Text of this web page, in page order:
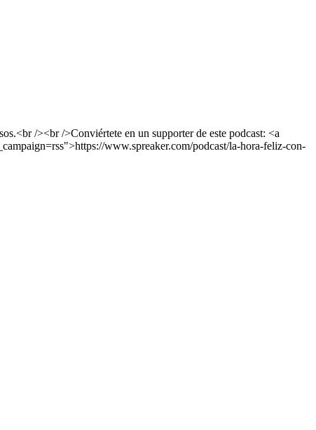
/><br />Conviértete en un supporter de este podcast: <a
www.spreaker.com/podcast/la-hora-feliz-con-